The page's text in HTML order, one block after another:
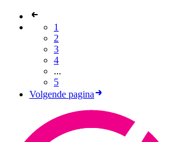
1
2
3
4
...
5
Volgende pagina